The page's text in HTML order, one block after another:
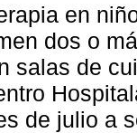
en
dos o
salas de
de julio a